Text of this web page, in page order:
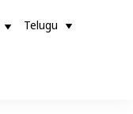
Telugu